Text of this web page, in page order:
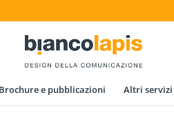
Brochure e pubblicazioni Altri servizi